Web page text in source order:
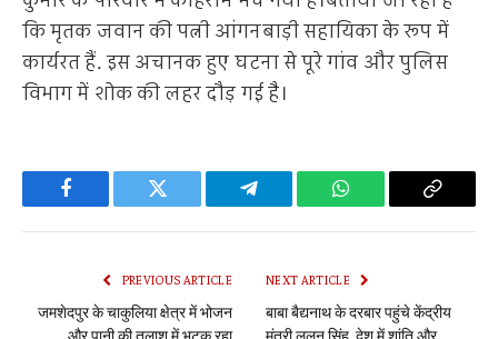
कि मृतक जवान की पत्नी आंगनबाड़ी सहायिका के रूप में
कार्यरत हैं. इस अचानक हुए घटना से पूरे गांव और पुलिस
विभाग में शोक की लहर दौड़ गई है।
Facebook Twitter Telegram WhatsApp Copy
PREVIOUS ARTICLE
जमशेदपुर के चाकुलिया क्षेत्र में भोजन
और पानी की तलाश में भटक रहा
NEXT ARTICLE
बाबा बैद्यनाथ के दरबार पहुंचे केंद्रीय
मंत्री ललन सिंह, देश में शांति और